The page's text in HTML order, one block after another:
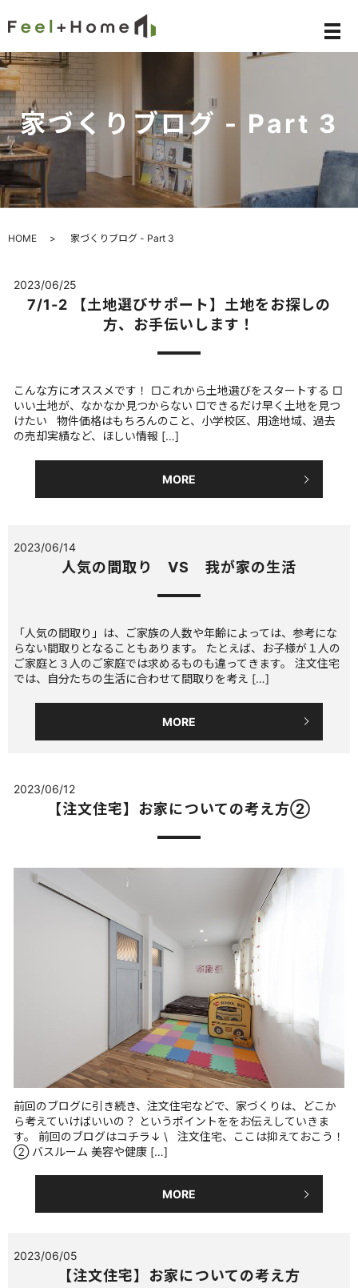
メ
家づくりブログ - Part 3
HOME 家づくりブログ - Part 3
2023/06/25
7/1-2 【土地選びサポート】土地をお探しの
方、お手伝いします！
こんな方にオススメです！ □これから土地選びをスタートする □
いい土地が、なかなか見つからない □できるだけ早く土地を見つ
けたい 物件価格はもちろんのこと、小学校区、用途地域、過去
の売却実績など、ほしい情報 […]
MORE
2023/06/14
人気の間取り VS 我が家の生活
「人気の間取り」は、ご家族の人数や年齢によっては、参考にな
らない間取りとなることもあります。 たとえば、お子様が１人の
ご家庭と３人のご家庭では求めるものも違ってきます。 注文住宅
では、自分たちの生活に合わせて間取りを考え […]
MORE
2023/06/12
【注文住宅】お家についての考え方②
前回のブログに引き続き、注文住宅などで、家づくりは、どこか
ら考えていけばいいの？ というポイントををお伝えしていきま
す。 前回のブログはコチラ↓ \ 注文住宅、ここは抑えておこう！
② バスルーム 美容や健康 […]
MORE
2023/06/05
【注文住宅】お家についての考え方